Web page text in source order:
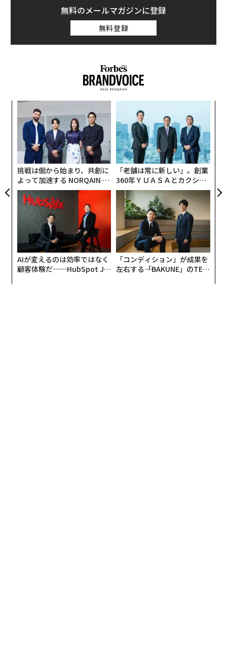
無料のメールマガジンに登録
無料登録
挑戦は個から始まり、共創に
よって加速する NORQAIN JA
PAN 特別座談会
「老舗は常に新しい」。創業
360年ＹＵＡＳＡとカクシン
CEO田尻望が語る、AIを超え
る人の価値
AIが変えるのは効率ではなく
顧客体験だ──HubSpot Ja
「コンディション」が成果を
左右する――「BAKUNE」のTEN